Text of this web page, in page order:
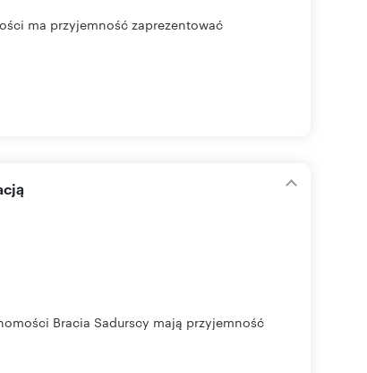
ma przyjemność zaprezentować
Bracia Sadurscy mają przyjemność